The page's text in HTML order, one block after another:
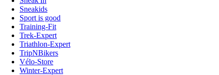
Sneakids
Sport is good
Training-Fit
Trek-Expert
Triathlon-Expert
TripNBikers
Vélo-Store
Winter-Expert